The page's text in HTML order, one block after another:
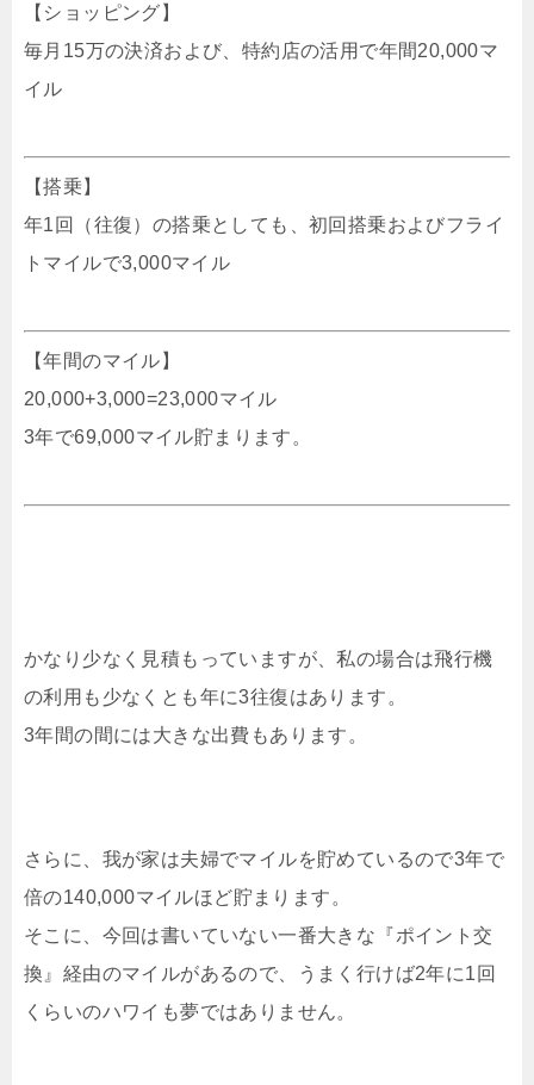
【ショッピング】
毎月15万の決済および、特約店の活用で年間20,000マ
イル
【搭乗】
年1回（往復）の搭乗としても、初回搭乗およびフライ
トマイルで3,000マイル
【年間のマイル】
20,000+3,000=23,000マイル
3年で69,000マイル貯まります。
かなり少なく見積もっていますが、私の場合は飛行機
の利用も少なくとも年に3往復はあります。
3年間の間には大きな出費もあります。
さらに、我が家は夫婦でマイルを貯めているので3年で
倍の140,000マイルほど貯まります。
そこに、今回は書いていない一番大きな『ポイント交
換』経由のマイルがあるので、うまく行けば2年に1回
くらいのハワイも夢ではありません。